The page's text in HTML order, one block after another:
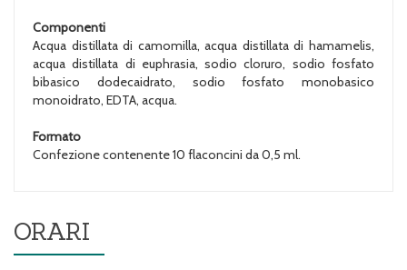
Componenti
Acqua distillata di camomilla, acqua distillata di hamamelis,
acqua distillata di euphrasia, sodio cloruro, sodio fosfato
bibasico dodecaidrato, sodio fosfato monobasico
monoidrato, EDTA, acqua.
Formato
Confezione contenente 10 flaconcini da 0,5 ml.
ORARI